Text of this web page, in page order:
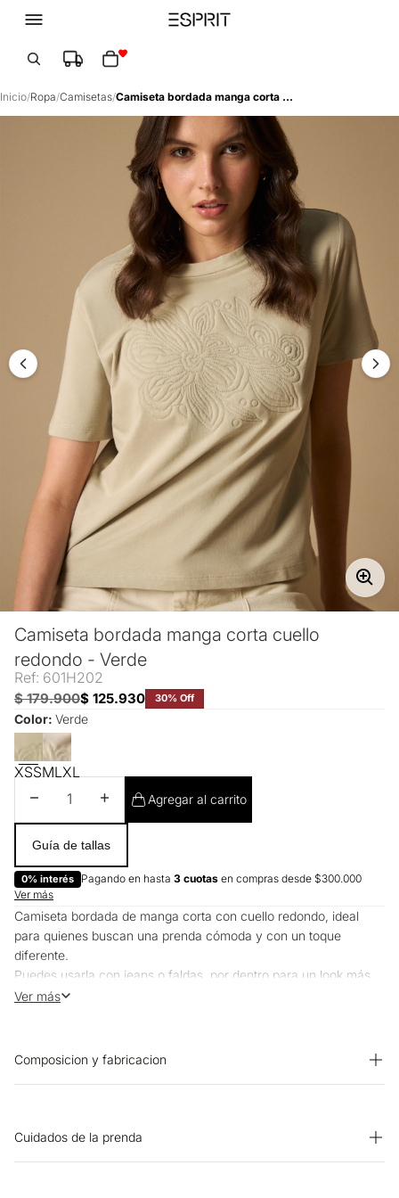
Inicio/Ropa/Camisetas/ Camiseta bordada manga corta cuello redondo - Verde
Camiseta bordada manga corta cuello
redondo - Verde
Ref: 601H202
$ 179.900$ 125.930 30% Off
Color: Verde
XSSML XL
Disminuir cantidadAumentar cantidad
Agregar al carrito
Guía de tallas
0% interés Pagando en hasta 3 cuotas en compras desde $300.000
Ver más
Camiseta bordada de manga corta con cuello redondo, ideal
para quienes buscan una prenda cómoda y con un toque
diferente.
Puedes usarla con jeans o faldas, por dentro para un look más
pulido o suelta para algo relajado.
Ver más
Composicion y fabricacion
Cuidados de la prenda